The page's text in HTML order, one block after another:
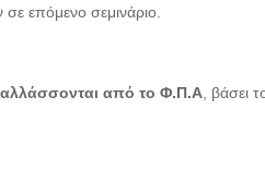
επόμενο σεμινάριο.
από το Φ.Π.Α , βάσει